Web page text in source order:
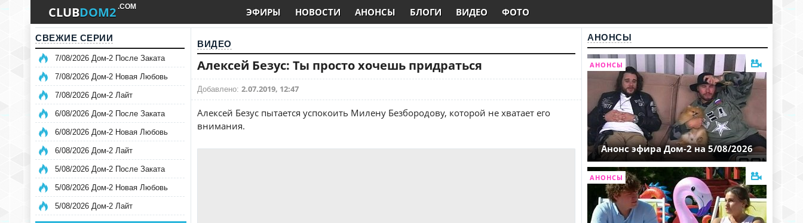
CLUBDOM2 .COM ЭФИРЫ НОВОСТИ АНОНСЫ БЛОГИ ВИДЕО ФОТО
СВЕЖИЕ СЕРИИ
7/08/2026 Дом-2 После Заката
7/08/2026 Дом-2 Новая Любовь
7/08/2026 Дом-2 Лайт
6/08/2026 Дом-2 После Заката
6/08/2026 Дом-2 Новая Любовь
6/08/2026 Дом-2 Лайт
5/08/2026 Дом-2 После Заката
5/08/2026 Дом-2 Новая Любовь
5/08/2026 Дом-2 Лайт
ВИДЕО
Алексей Безус: Ты просто хочешь придраться
Добавлено: 2.07.2019, 12:47
Алексей Безус пытается успокоить Милену Безбородову, которой не хватает его
внимания.
АНОНСЫ
АНОНСЫ
Анонс эфира Дом-2 на 5/08/2026
АНОНСЫ